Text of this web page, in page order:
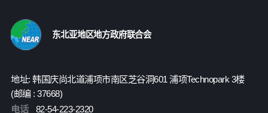
东北亚地区地方政府联合会
地址: 韩国庆尚北道浦项市南区芝谷洞601 浦项Technopark 3楼
(邮编 : 37668)
电话
82-54-223-2320